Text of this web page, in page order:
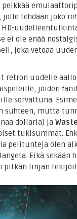
tehdään joko
ei ole enää
joka vetoaa
retron uudelle
joiden
sorvattuna.
mutta
dollaria) ja
tukisummat.
pelitunteja olen
Eikä sekään
pitkän linjan